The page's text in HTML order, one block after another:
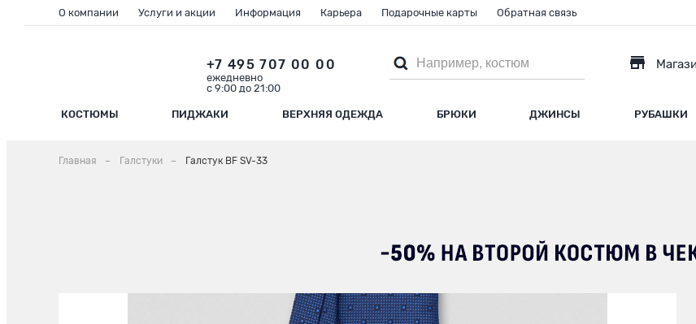
КОСТЮМЫ ПИДЖАКИ ВЕРХНЯЯ ОДЕЖДА БРЮКИ ДЖИНСЫ РУБАШКИ
+7 495 707 00 00
ежедневно
с 9:00 до 21:00
О компании Услуги и акции Информация Карьера Подарочные карты Обратная связь
Главная Галстуки Галстук BF SV-33